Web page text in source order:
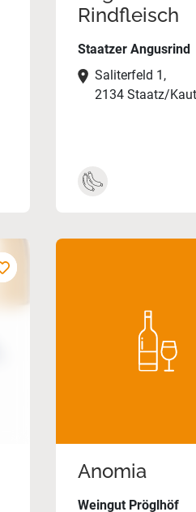
Rindfleisch
Staatzer Angusrind
Saliterfeld 1,
2134 Staatz/
Anomia
Weingut Pröglhöf